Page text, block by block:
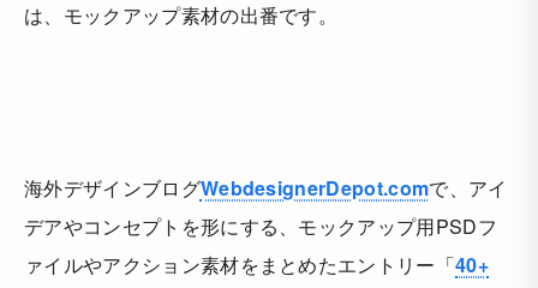
は、モックアップ素材の出番です。
海外デザインブログWebdesignerDepot.comで、アイ
デアやコンセプトを形にする、モックアップ用PSDフ
ァイルやアクション素材をまとめたエントリー「40+